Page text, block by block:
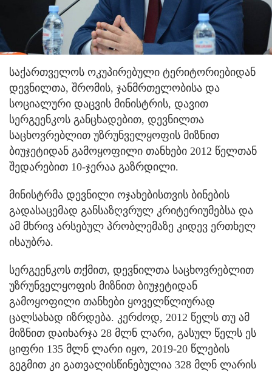
საქართველოს ოკუპირებული ტერიტორიებიდან
დევნილთა, შრომის, ჯანმრთელობისა და
სოციალური დაცვის მინისტრის, დავით
სერგეენკოს განცხადებით, დევნილთა
საცხოვრებლით უზრუნველყოფის მიზნით
ბიუჯეტიდან გამოყოფილი თანხები 2012 წელთან
შედარებით 10-ჯერაა გაზრდილი.
მინისტრმა დევნილი ოჯახებისთვის ბინების
გადასაცემად განსაზღვრულ კრიტერიუმებსა და
ამ მხრივ არსებულ პრობლემაზე კიდევ ერთხელ
ისაუბრა.
სერგეენკოს თქმით, დევნილთა საცხოვრებლით
უზრუნველყოფის მიზნით ბიუჯეტიდან
გამოყოფილი თანხები ყოველწლიურად
ცალსახად იზრდება. კერძოდ, 2012 წელს თუ ამ
მიზნით დაიხარჯა 28 მლნ ლარი, გასულ წელს ეს
ციფრი 135 მლნ ლარი იყო, 2019-20 წლების
გეგმით კი გათვალისწინებულია 328 მლნ ლარის